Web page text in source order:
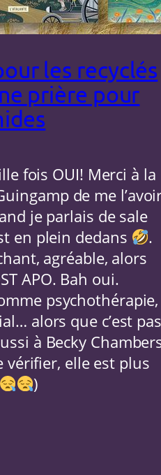
les recyclés
prière pour
fois OUI! Merci à la
de me
je parlais de sale
en plein dedans
.
agréable, alors
APO. Bah oui.
psychothérapie,
alors que c’est pas
à Becky
vérifier, elle est plus
)